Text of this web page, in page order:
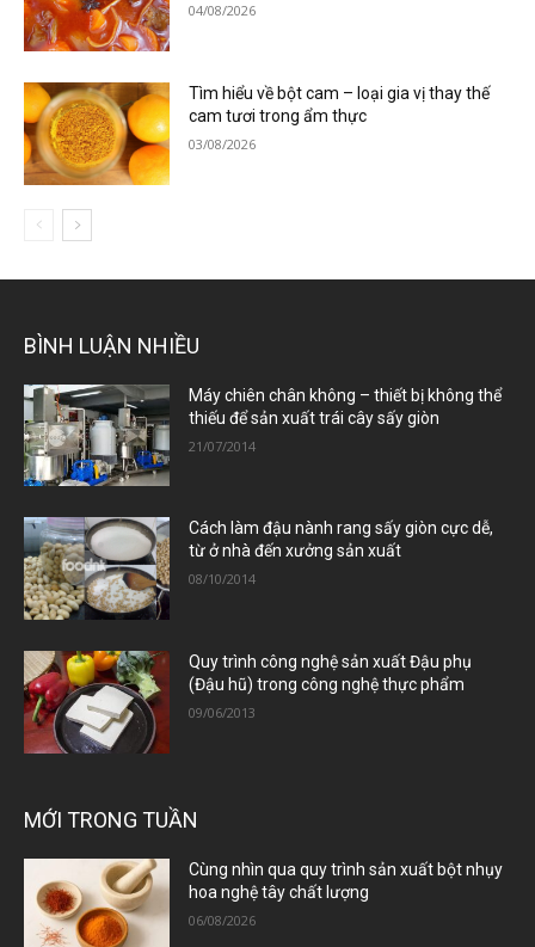
04/08/2026
Tìm hiểu về bột cam – loại gia vị thay thế
cam tươi trong ẩm thực
03/08/2026
BÌNH LUẬN NHIỀU
Máy chiên chân không – thiết bị không thể
thiếu để sản xuất trái cây sấy giòn
21/07/2014
Cách làm đậu nành rang sấy giòn cực dễ,
từ ở nhà đến xưởng sản xuất
08/10/2014
Quy trình công nghệ sản xuất Đậu phụ
(Đậu hũ) trong công nghệ thực phẩm
09/06/2013
MỚI TRONG TUẦN
Cùng nhìn qua quy trình sản xuất bột nhụy
hoa nghệ tây chất lượng
06/08/2026